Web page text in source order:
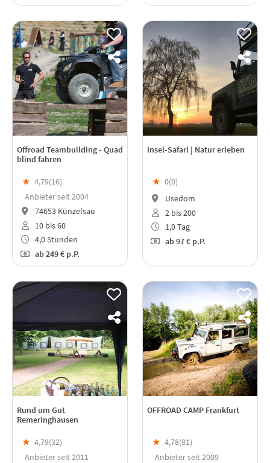
Offroad Teambuilding - Quad
blind fahren
★ 4,79(16)
Anbieter seit 2004
74653 Künzelsau
10 bis 60
4,0 Stunden
ab249 € p.P.
Insel-Safari | Natur erleben
★ 0(0)
Usedom
2 bis 200
1,0 Tag
ab97 € p.P.
Rund um Gut
Remeringhausen
★ 4,79(32)
Anbieter seit 2011
OFFROAD CAMP Frankfurt
★ 4,78(81)
Anbieter seit 2009